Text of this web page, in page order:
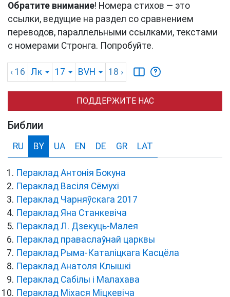
Обратите внимание! Номера стихов — это
ссылки, ведущие на раздел со сравнением
переводов, параллельными ссылками, текстами
с номерами Стронга. Попробуйте.
‹ 16 Лк 17 BVH 18 ›
ПОДДЕРЖИТЕ НАС
Библии
RU BY UA EN DE GR LAT
Пераклад Антонія Бокуна
Пераклад Васіля Сёмухі
Пераклад Чарняўскага 2017
Пераклад Яна Станкевіча
Пераклад Л. Дзекуць-Малея
Пераклад праваслаўнай царквы
Пераклад Рыма-Каталіцкага Касцёла
Пераклад Анатоля Клышкi
Пераклад Сабілы і Малахава
Пераклад Міхася Міцкевіча